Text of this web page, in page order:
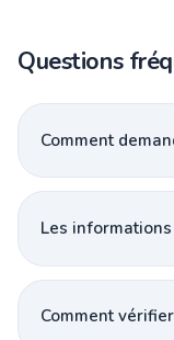
Questions
Comment
Les
Comment